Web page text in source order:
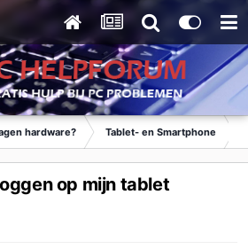
hardware? Tablet- en Smartphone
op mijn tablet